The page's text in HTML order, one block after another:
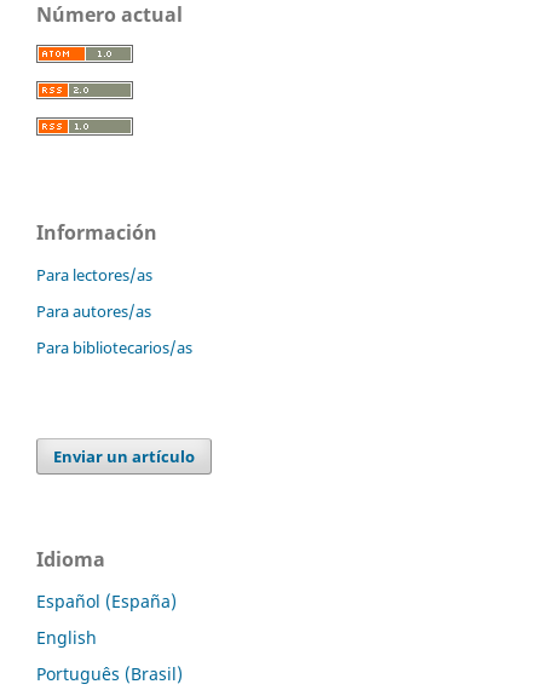
Número actual
Información
Para lectores/as
Para autores/as
Para bibliotecarios/as
Enviar un artículo
Idioma
Español (España)
English
Português (Brasil)